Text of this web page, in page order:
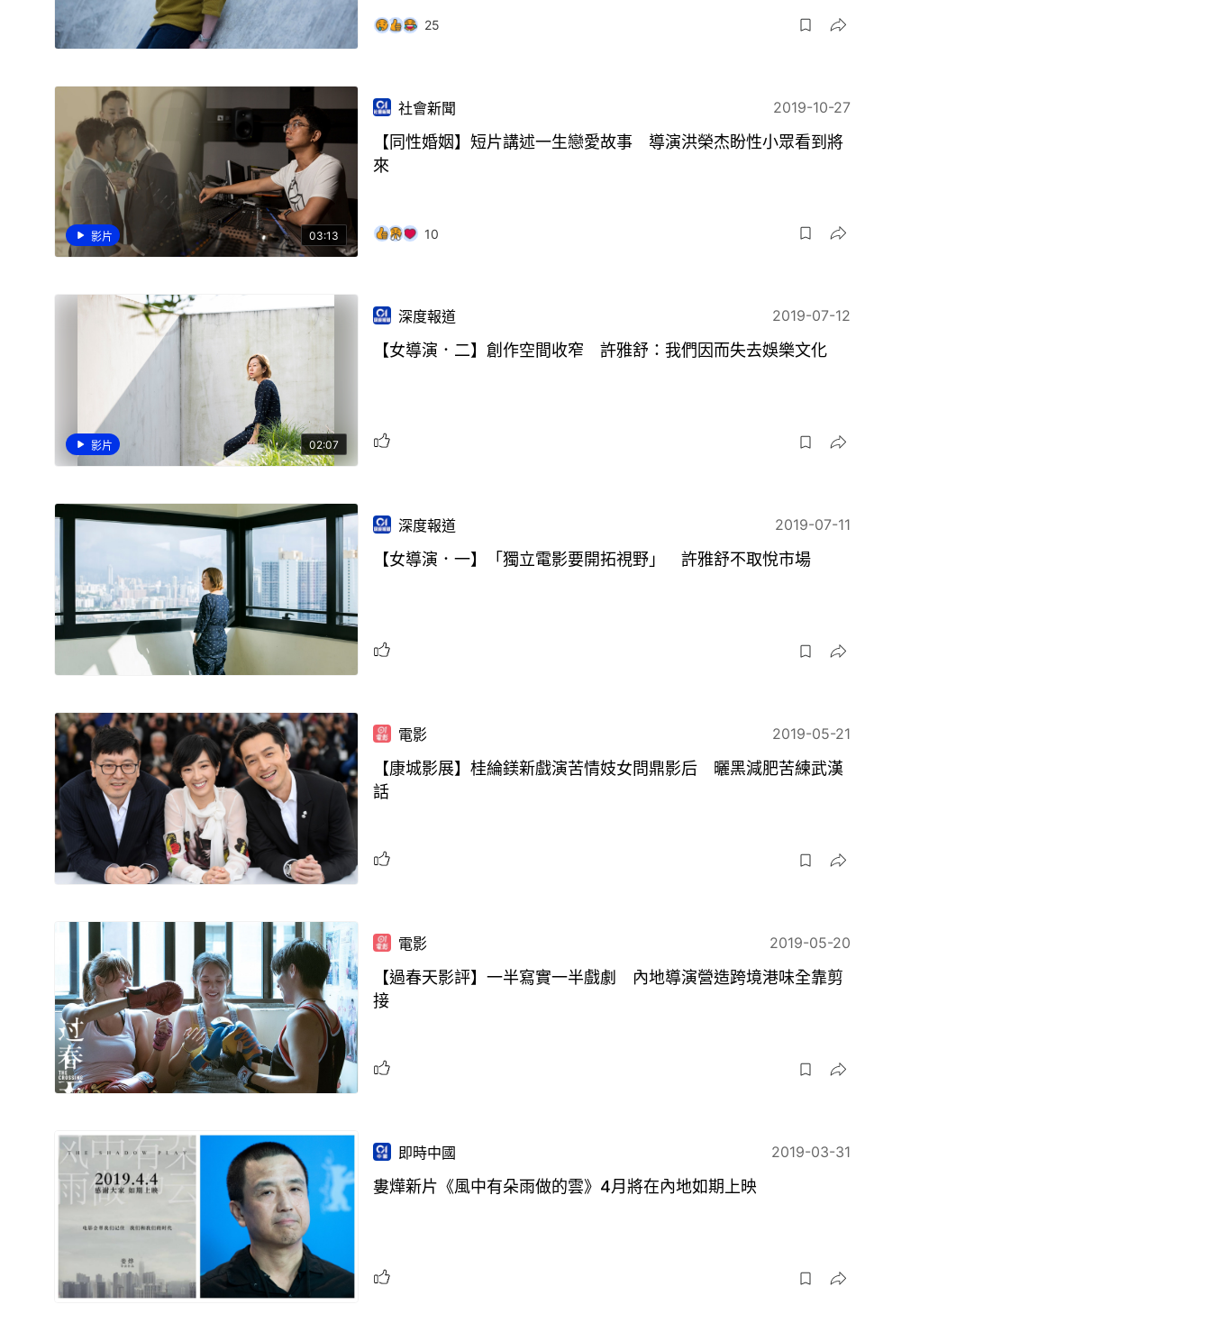
25
影片 03:13
社會新聞 2019-10-27
【同性婚姻】短片講述一生戀愛故事 導演洪榮杰盼性小眾看到將
來
10
影片 02:07
深度報道 2019-07-12
【女導演．二】創作空間收窄 許雅舒：我們因而失去娛樂文化
深度報道 2019-07-11
【女導演．一】「獨立電影要開拓視野」 許雅舒不取悅市場
電影 2019-05-21
【康城影展】桂綸鎂新戲演苦情妓女問鼎影后 曬黑減肥苦練武漢
話
電影 2019-05-20
【過春天影評】一半寫實一半戲劇 內地導演營造跨境港味全靠剪
接
即時中國 2019-03-31
婁燁新片《風中有朵雨做的雲》4月將在內地如期上映